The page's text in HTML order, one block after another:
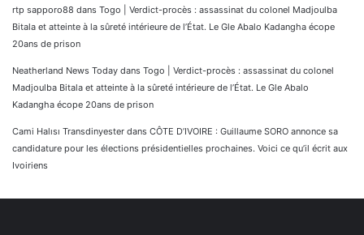
rtp sapporo88 dans Togo | Verdict-procès : assassinat du colonel Madjoulba
Bitala et atteinte à la sûreté intérieure de l’État. Le Gle Abalo Kadangha écope
20ans de prison
Neatherland News Today dans Togo | Verdict-procès : assassinat du colonel
Madjoulba Bitala et atteinte à la sûreté intérieure de l’État. Le Gle Abalo
Kadangha écope 20ans de prison
Cami Halısı Transdinyester dans CÔTE D’IVOIRE : Guillaume SORO annonce sa
candidature pour les élections présidentielles prochaines. Voici ce qu’il écrit aux
Ivoiriens